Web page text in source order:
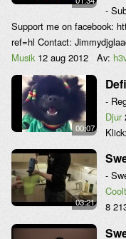
-
Support me on facebook:
ref=hl Contact:
Musik 12 aug 2012 Av:
00:07
-
Djur
Klick:
03:21
-
Coolt
8